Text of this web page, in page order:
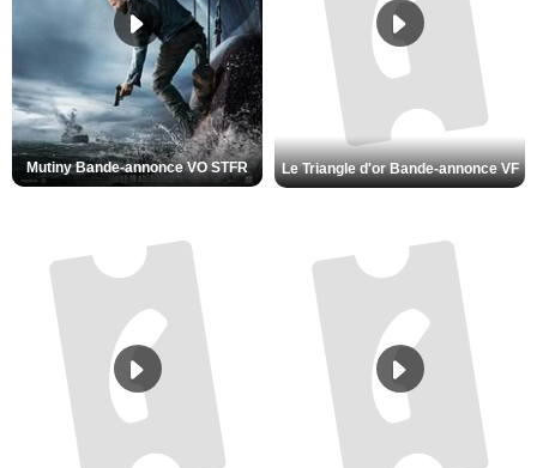
Mutiny Bande-annonce VO STFR Le Triangle d'or Bande-annonce VF